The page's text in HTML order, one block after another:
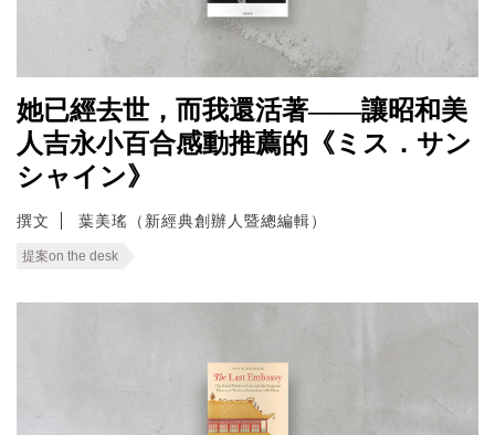
她已經去世，而我還活著——讓昭和美
人吉永小百合感動推薦的《ミス．サン
シャイン》
撰文 葉美瑤（新經典創辦人暨總編輯）
提案on the desk